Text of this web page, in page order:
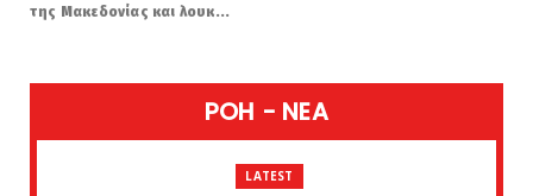
της Μακεδονίας και λουκ...
POH - NEA
LATEST